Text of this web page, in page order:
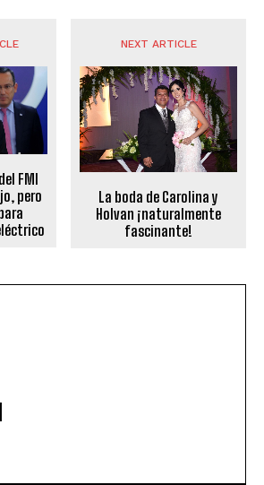
FMI
pero
NEXT ARTICLE
La boda de Carolina y
Holvan ¡naturalmente
fascinante!